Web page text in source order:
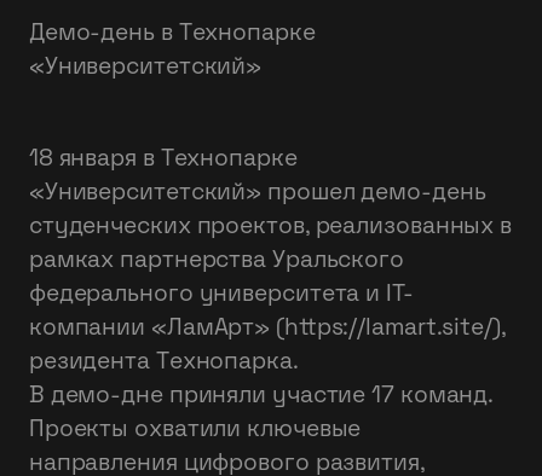
Демо-день в Технопарке
«Университетский»
18 января в Технопарке
«Университетский» прошел демо-день
студенческих проектов, реализованных в
рамках партнерства Уральского
федерального университета и IT-
компании «ЛамАрт» (https://lamart.site/),
резидента Технопарка.
В демо-дне приняли участие 17 команд.
Проекты охватили ключевые
направления цифрового развития,